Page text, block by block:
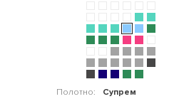
Полотно:
Супрем